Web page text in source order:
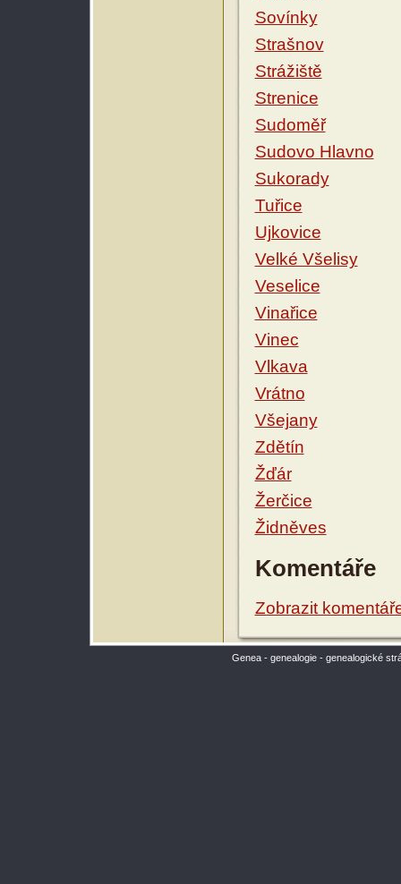
Sovínky
Strašnov
Strážiště
Strenice
Sudoměř
Sudovo Hlavno
Sukorady
Tuřice
Ujkovice
Velké Všelisy
Veselice
Vinařice
Vinec
Vlkava
Vrátno
Všejany
Zdětín
Žďár
Žerčice
Židněves
Komentáře
Zobrazit
Genea - genealogie - genealogické